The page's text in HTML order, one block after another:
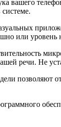
или
речи. Не